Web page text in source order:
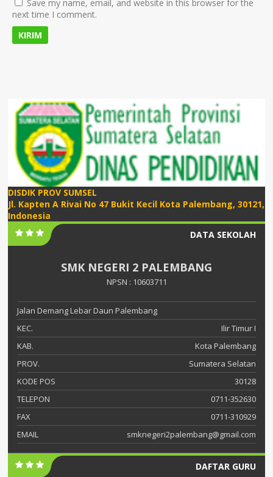
Save my name, email, and website in this browser for the
next time I comment.
DISDIK PROV SUMSEL
Jl. Kapten A Rivai No 47 Bukit Kecil Kota Palembang, 30121,
Indonesia
DATA SEKOLAH
SMK NEGERI 2 PALEMBANG
NPSN : 10603711
Jalan Demang Lebar Daun Palembang
KEC.
Ilir Timur I
KAB.
Kota Palembang
PROV.
Sumatera Selatan
KODE POS
30128
TELEPON
0711-352630
FAX
0711-310929
EMAIL
smknegeri2palembang@gmail.com
DAFTAR GURU